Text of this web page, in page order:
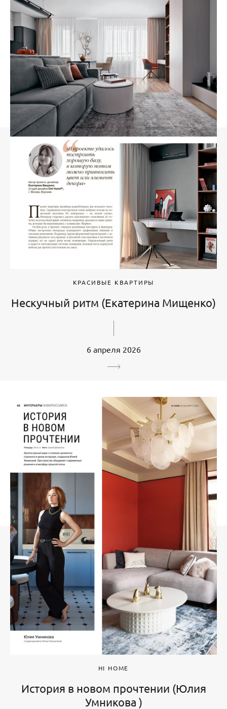
КРАСИВЫЕ КВАРТИРЫ
Нескучный ритм (Екатерина Мищенко)
6 апреля 2026
HI HOME
История в новом прочтении (Юлия
Умникова )